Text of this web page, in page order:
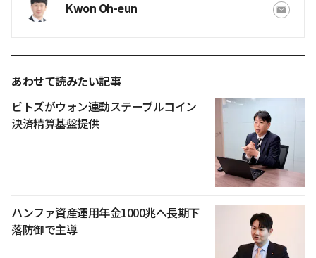
Kwon Oh-eun
あわせて読みたい記事
ビトズがウォン連動ステーブルコイン
決済精算基盤提供
ハンファ資産運用年金1000兆へ長期下
落防御で主導